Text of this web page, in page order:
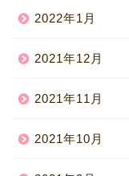
2022年1月
2021年12月
2021年11月
2021年10月